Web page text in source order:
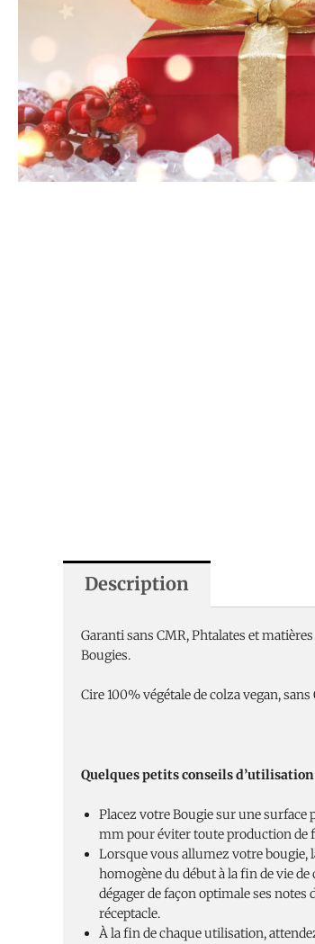
Description
Garanti sans CMR, Phtalates et
Bougies.
Cire 100% végétale de colza vegan,
Quelques petits conseils d’utilisation
Placez votre Bougie sur une surface
mm pour éviter toute production de
Lorsque vous allumez votre bougie,
homogène du début à la fin de vie
dégager de façon optimale ses
réceptacle.
À la fin de chaque utilisation,